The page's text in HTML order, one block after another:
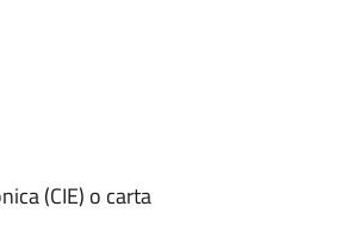
(CIE) o carta